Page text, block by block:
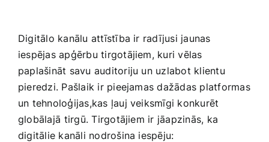
Digitālo kanālu attīstība ir radījusi jaunas
iespējas apģērbu tirgotājiem, kuri vēlas
paplašināt savu auditoriju un uzlabot klientu
pieredzi. Pašlaik ir pieejamas dažādas platformas
‌un tehnoloģijas,kas ļauj veiksmīgi konkurēt
globālajā ⁤tirgū. Tirgotājiem ir jāapzinās, ka
digitālie kanāli nodrošina iespēju: